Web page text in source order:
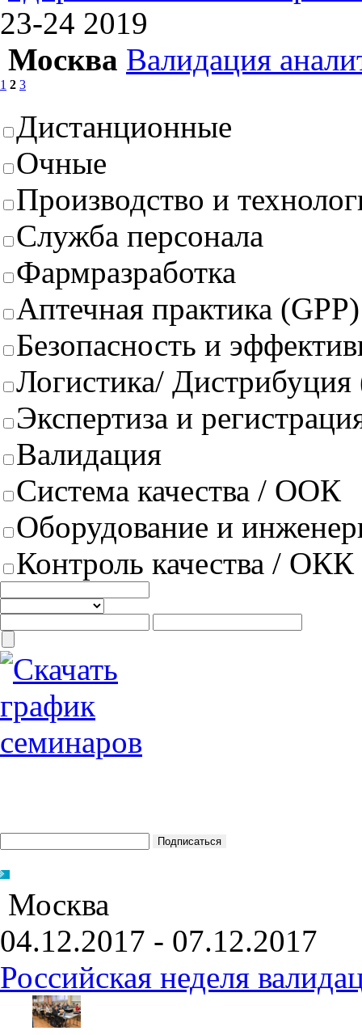
23-24 2019
Москва Валидация
1 2 3
Дистанционные
Очные
Производство и
Служба персонала
Фармразработка
Аптечная практика (GPP)
Безопасность и
Логистика/
Экспертиза и
Валидация
Система качества / ООК
Оборудование и
Контроль качества / ОКК
Москва
04.12.2017 - 07.12.2017
Российская неделя